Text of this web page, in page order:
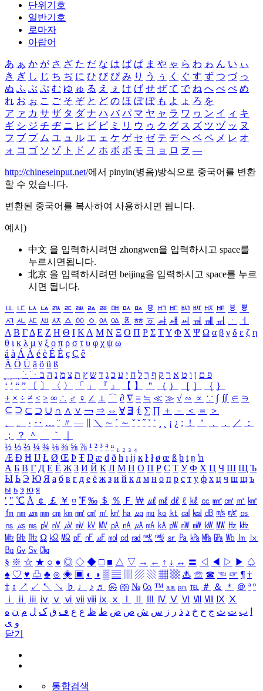
단위기호
일반기호
로마자
아랍어
あ ぁ か が さ ざ た だ な は ば ぱ ま や ゃ ら わ ゎ ん い ぃ
き ぎ し じ ち ぢ に ひ び ぴ み り う ぅ く ぐ す ず つ づ っ
ぬ ふ ぶ ぷ む ゆ ゅ る え ぇ け げ せ ぜ て で ね へ べ ぺ め
れ お ぉ こ ご そ ぞ と ど の ほ ぼ ぽ も よ ょ ろ を
ア ァ カ サ ザ タ ダ ナ ハ バ パ マ ヤ ャ ラ ワ ヮ ン イ ィ キ
ギ シ ジ チ ヂ ニ ヒ ビ ピ ミ リ ウ ゥ ク グ ス ズ ツ ヅ ッ ヌ
フ ブ プ ム ユ ュ ル エ ェ ケ ゲ セ ゼ テ デ ヘ ベ ペ メ レ オ
ォ コ ゴ ソ ゾ ト ド ノ ホ ボ ポ モ ヨ ョ ロ ヲ ―
http://chineseinput.net/에서 pinyin(병음)방식으로 중국어를 변환
할 수 있습니다.
변환된 중국어를 복사하여 사용하시면 됩니다.
예시)
中文 을 입력하시려면 zhongwen을 입력하시고 space를
누르시면됩니다.
北京 을 입력하시려면 beijing을 입력하시고 space를 누르
시면 됩니다.
ㅥ ㅦ ㅧ ㅨ ㅩ ㅪ ㅫ ㅬ ㅭ ㅮ ㅯ ㅰ ㅱ ㅲ ㅳ ㅴ ㅵ ㅶ ㅷ ㅸ
ㅹ
ㅺ ㅻ ㅼ ㅽ ㅾ ㅿ ㆀ ㆁ ㆂ ㆃ ㆄ ㆅ ㆆ ㆇ ㆈ ㆉ ㆊ ㆋ ㆌ ㆍ
ㆎ
Α Β ΓΔ Ε Ζ Η Θ Ι ΚΛ Μ Ν Ξ Ο Π Ρ Σ ΤΥ Φ Χ Ψ Ω α β γ δ ε ζ η
θ ι κ λ μ ν ξ ο π ρ σ τ υ φ χ ψ ω
á à Á À é è É È ç Ç ê
Ä Ö Ü ä ö ü ß
ִֶֹ ֻּ ׁׂ פ ם ן ו ט א ר ק ף ך ל ח י ע כ ג ד ש ץ ת צ מ נ ה ב
‘ ’ “ ” 〔 〕 〈 〉 「 」 『 』 【 】 ＂ （ ） ［ ］ ｛ ｝
± × ÷ ≠ ≤ ≥ ∞ ∴ ♂ ♀ ∠ ⊥ ⌒ ∂ ∇ ≡ ≒ ≪ ≫ √ ∽ ∝ ∵ ∫ ∬ ∈ ∋
⊆ ⊇ ⊂ ⊃ ∪ ∩ ∧ ∨ ￢ ⇒ ⇔ ∀ ∃ ∮ ∑ ∏ ＋ － ＜ ＝
＞
、
。 · ‥ … ¨ 〃 ― ＼ ∼ ´ ～ ˇ ˘ ˝ ˚ ˙ ¸ ¡ ¿ ː ！ ＇ ， ． ／
：
；
？ ＾ ｀
½ ⅓ ⅔ ¼ ¾ ⅛ ⅜ ⅝ ⅞ ¹ ² ³ ⁴ ⁿ ₁ ₂ ₃ ₄
Æ Ð Ħ Ĳ Ł Ø Œ Þ Ŧ Ŋ æ đ ð ħ ı ĳ ĸ ŀ ł ø œ ß þ ŧ ŋ ŉ
А Б В Г Д Е Ё Ж З И Й К Л М Н О П Р С Т У Ф Х Ц Ч Ш Щ Ъ
Ы Ь Э Ю Я а б в г д е ё ж з и й к л м н о п р с т у ф х ц ч ш щ ъ
ы ь э ю я
′ ″ ℃ Å ￠ ￡ ￥ ¤ ℉ ‰ ＄ ％ Ｆ ￦ ㎕ ㎖ ㎗ ℓ ㎘ ㏄ ㎣ ㎤ ㎥ ㎦
㎙ ㎚ ㎛ ㎜ ㎝ ㎞ ㎟ ㎠ ㎡ ㎢ ㏊ ㎍ ㎎ ㎏ ㏏ ㎈ ㎉ ㏈ ㎧ ㎨ ㎰
㎱ ㎲ ㎳ ㎴ ㎵ ㎶ ㎷ ㎸ ㎹ ㎀ ㎁ ㎂ ㎃ ㎄ ㎺ ㎻ ㎽ ㎾ ㎿ ㎐ ㎑
㎒ ㎓ ㎔ Ω ㏀ ㏁ ㎊ ㎋ ㎌ ㏖ ㏅ ㎭ ㎮ ㎯ ㏛ ㎩ ㎪ ㎫ ㎬ ㏝ ㏐
㏓
㏃ ㏉ ㏜ ㏆
§ ※ ☆ ★ ○ ● ◎ ◇ ◆ □ ■ △ ▽ → ← ↑ ↓ ↔ 〓 ◁ ◀ ▷ ▶ ♤
♠ ♡ ♥ ♧ ♣ ⊙ ◈ ▣ ◐ ◑ ▒ ▤ ▨ ▧ ▦ ▩ ♨ ☏ ☎ ☜ ☞ ¶ †
‡ ↕ ↗ ↙ ↖ ↘ ♭ ♩ ♪ ♬ ㉿ ㈜ № ㏇ ™ ㏂ ㏘ ℡ ＃ ＆ ＊ ＠ ª º
ⅰ
ⅱ ⅲ ⅳ ⅴ ⅵ ⅶ ⅷ ⅸ ⅹ Ⅳ Ⅴ Ⅵ Ⅶ Ⅷ Ⅸ Ⅹ
ب ت ث ج ح خ د ذ ر ز س ش ص ض ط ظ ع غ ف ق ک ل م ن ه
و ی
닫기
통합검색